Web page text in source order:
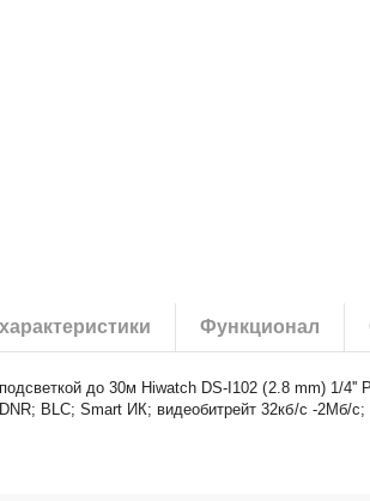
Функционал
до 30м Hiwatch DS-I102 (2.8 mm) 1/
BLC; Smart ИК; видеобитрейт 32кб/с -2Мб/